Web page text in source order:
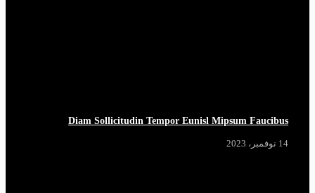
Diam Sollicitudin Tempor Eunisl Mipsum Faucibus
14 نوفمبر، 2023